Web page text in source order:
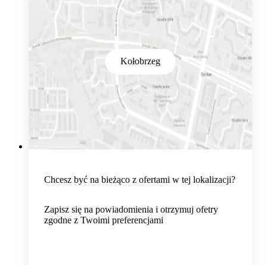
Kołobrzeg
Chcesz być na bieżąco z ofertami w tej lokalizacji?
Zapisz się na powiadomienia i otrzymuj ofetry
zgodne z Twoimi preferencjami